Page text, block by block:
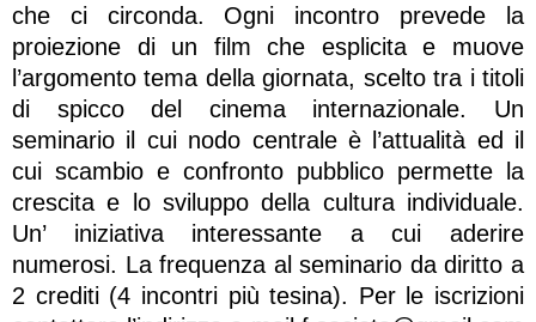
che ci circonda. Ogni incontro prevede la
proiezione di un film che esplicita e muove
l’argomento tema della giornata, scelto tra i titoli
di spicco del cinema internazionale. Un
seminario il cui nodo centrale è l’attualità ed il
cui scambio e confronto pubblico permette la
crescita e lo sviluppo della cultura individuale.
Un’ iniziativa interessante a cui aderire
numerosi. La frequenza al seminario da diritto a
2 crediti (4 incontri più tesina). Per le iscrizioni